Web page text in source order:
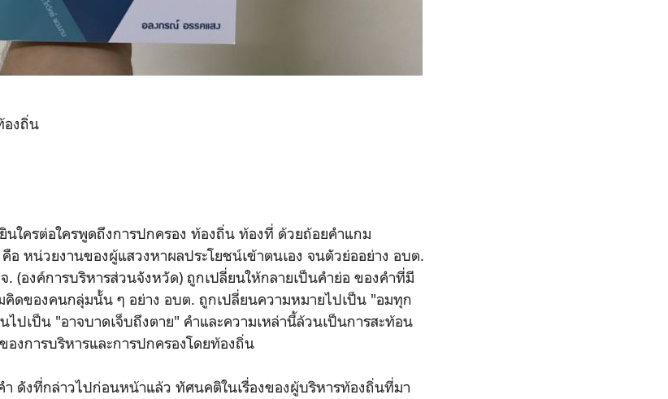
องถิ่น
นใครต่อใครพูดถึงการปกครอง ท้องถิ่น ท้องที่ ด้วยถ้อยคำแกม
อ หน่วยงานของผู้แสวงหาผลประโยชน์เข้าตนเอง จนตัวย่ออย่าง อบต.
. (องค์การบริหารส่วนจังหวัด) ถูกเปลี่ยนให้กลายเป็นคำย่อ ของคำที่มี
ดของคนกลุ่มนั้น ๆ อย่าง อบต. ถูกเปลี่ยนความหมายไปเป็น "อมทุก
ปเป็น "อาจบาดเจ็บถึงตาย" คำและความเหล่านี้ล้วนเป็นการสะท้อน
การบริหารและการปกครองโดยท้องถิ่น
ดังที่กล่าวไปก่อนหน้าแล้ว ทัศนคติในเรื่องของผู้บริหารท้องถิ่นที่มา